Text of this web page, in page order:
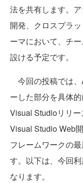
法を共有します。
開発、クロスプラ
ーマにおいて、チ
設ける予定です。
今回の投稿では
ーした部分を具体
Visual Studioリリー
Visual Studio Web
フレームワークの
す。以下は、今回
なります。